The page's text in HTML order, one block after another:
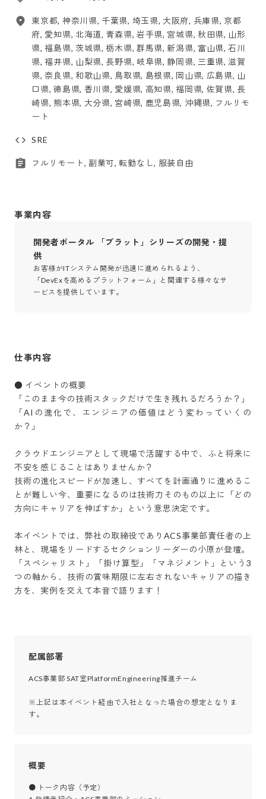
東京都, 神奈川県, 千葉県, 埼玉県, 大阪府, 兵庫県, 京都
府, 愛知県, 北海道, 青森県, 岩手県, 宮城県, 秋田県, 山形
県, 福島県, 茨城県, 栃木県, 群馬県, 新潟県, 富山県, 石川
県, 福井県, 山梨県, 長野県, 岐阜県, 静岡県, 三重県, 滋賀
県, 奈良県, 和歌山県, 鳥取県, 島根県, 岡山県, 広島県, 山
口県, 徳島県, 香川県, 愛媛県, 高知県, 福岡県, 佐賀県, 長
崎県, 熊本県, 大分県, 宮崎県, 鹿児島県, 沖縄県, フルリモ
ート
SRE
フルリモート, 副業可, 転勤なし, 服装自由
事業内容
開発者ポータル 「プラット」シリーズの開発・提
供
お客様がITシステム開発が迅速に進められるよう、
「DevExを高めるプラットフォーム」と関連する様々なサ
ービスを提供しています。
仕事内容
● イベントの概要
「このまま今の技術スタックだけで生き残れるだろうか？」
「AIの進化で、エンジニアの価値はどう変わっていくの
か？」
クラウドエンジニアとして現場で活躍する中で、ふと将来に
不安を感じることはありませんか？
技術の進化スピードが加速し、すべてを計画通りに進めるこ
とが難しい今、重要になるのは技術力そのもの以上に「どの
方向にキャリアを伸ばすか」という意思決定です。
本イベントでは、弊社の取締役でありACS事業部責任者の上
林と、現場をリードするセクションリーダーの小原が登壇。
「スペシャリスト」「掛け算型」「マネジメント」という3
つの軸から、技術の賞味期限に左右されないキャリアの描き
方を、実例を交えて本音で語ります！
配属部署
ACS事業部 SAT室PlatformEngineering推進チーム
※上記は本イベント経由で入社となった場合の想定となりま
す。
概要
● トーク内容（予定）